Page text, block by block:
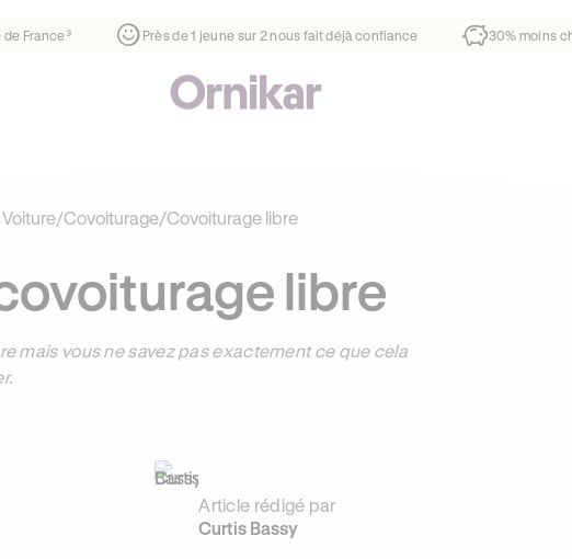
1ère auto-école de France³ Près de 1 jeune sur 2 nous fait déjà confiance
/Covoiturage/Covoiturage libre
libre
mais vous ne savez pas exactement ce que cela
Article rédigé par
Curtis Bassy